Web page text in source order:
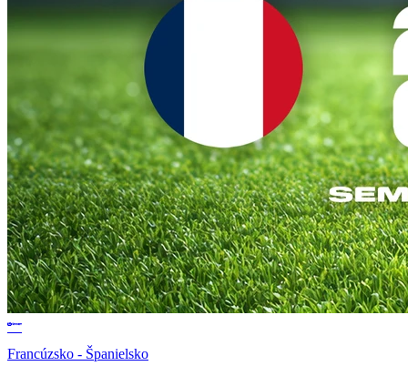
Francúzsko - Španielsko